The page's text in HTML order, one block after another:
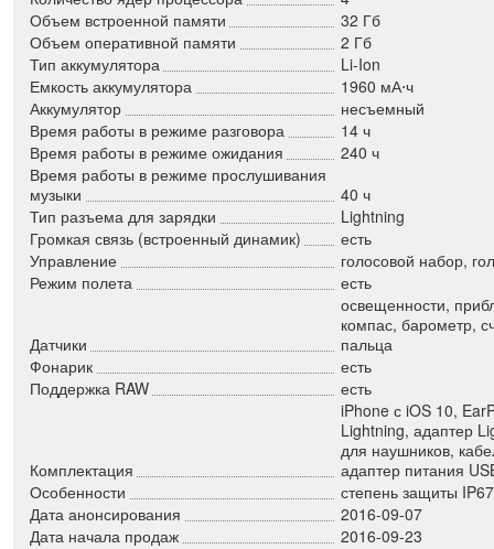
Объем встроенной памяти
32 Гб
Объем оперативной памяти
2 Гб
Тип аккумулятора
Li-Ion
Емкость аккумулятора
1960 мА⋅ч
Аккумулятор
несъемный
Время работы в режиме разговора
14 ч
Время работы в режиме ожидания
240 ч
Время работы в режиме прослушивания
музыки
40 ч
Тип разъема для зарядки
Lightning
Громкая связь (встроенный динамик)
есть
Управление
голосовой набор,
Режим полета
есть
Датчики
освещенности,
компас, барометр,
пальца
Фонарик
есть
Поддержка RAW
есть
Комплектация
iPhone с iOS 10,
Lightning, адаптер
для наушников,
адаптер питания
Особенности
степень защиты
Дата анонсирования
2016-09-07
Дата начала продаж
2016-09-23